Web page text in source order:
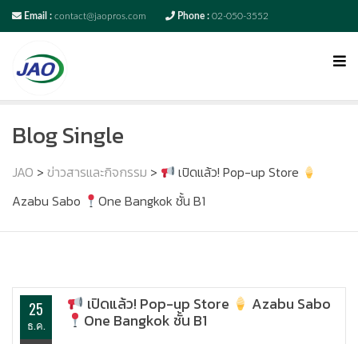
Email : contact@jaopros.com Phone : 02-050-3552
Blog Single
JAO > ข่าวสารและกิจกรรม >
เปิดแล้ว! Pop-up Store
Azabu Sabo
One Bangkok ชั้น B1
25
ธ.ค.
เปิดแล้ว! Pop-up Store Azabu Sabo
One Bangkok ชั้น B1